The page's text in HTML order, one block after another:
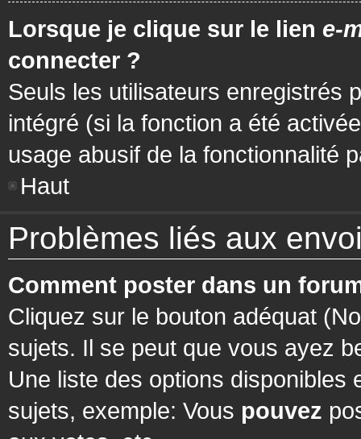
Lorsque je clique sur le lien e-
connecter ?
Seuls les utilisateurs enregistrés
intégré (si la fonction a été
usage abusif de la fonctionnalité
Haut
Problèmes liés aux
Comment poster dans un
Cliquez sur le bouton adéquat
sujets. Il se peut que vous ayez
Une liste des options
sujets, exemple: Vous pouvez